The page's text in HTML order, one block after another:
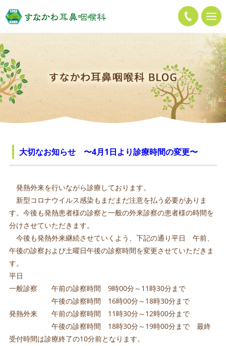
大切なお知らせ 〜4月1日より診療時間の変更〜
発熱外来を行いながら診療しております。
新型コロナウイルス感染もまだまだ注意を払う必要がありま
す。今後も発熱患者様の診察と一般の外来診察の患者様の時間を
分けさせていただきます。
今後も発熱外来継続させていくよう、下記の通り平日 午前、
午後の診察および土曜日午後の診察時間を変更させていただきま
す。
平日
一般診察 午前の診察時間 9時00分～11時30分まで
午後の診察時間 16時00分～18時30分まで
発熱外来 午前の診察時間 11時30分～12時00分まで
午後の診察時間 18時30分～19時00分まで 最終
受付時間は診療終了の10分前となります。